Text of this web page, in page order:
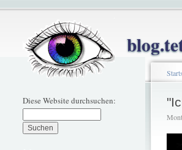
Diese Website durchsuchen: